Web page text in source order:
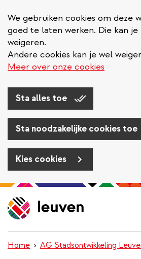
We gebruiken cookies om deze
goed te laten werken. Die kan je
weigeren.
Andere cookies kan je wel
Meer over onze cookies
Sta alles toe
Sta noodzakelijke cookies toe
Kies cookies
Overslaan
en
naar
inhoud
gaan
Home AG Stadsontwikkeling